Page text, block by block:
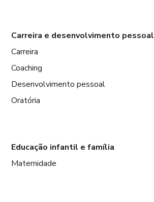
Carreira e desenvolvimento pessoal
Carreira
Coaching
Desenvolvimento pessoal
Oratória
Educação infantil e família
Maternidade